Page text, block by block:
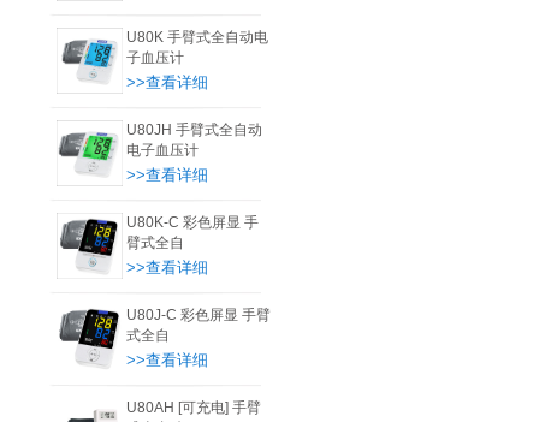
U80K 手臂式全自动电
子血压计
>>查看详细
U80JH 手臂式全自动
电子血压计
>>查看详细
U80K-C 彩色屏显 手
臂式全自
>>查看详细
U80J-C 彩色屏显 手臂
式全自
>>查看详细
U80AH [可充电] 手臂